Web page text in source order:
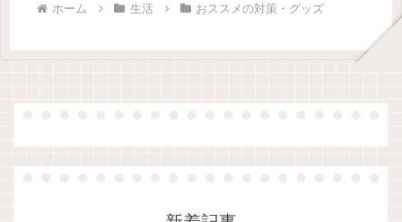
ホーム 生活 おススメの対策・グッズ